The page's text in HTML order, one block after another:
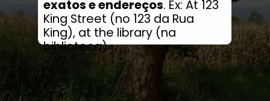
exatos e endereços. Ex: At 123
King Street (no 123 da Rua
King), at the library (na
biblioteca).